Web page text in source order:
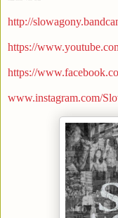
http://
https://
https://
www.instagram.com/